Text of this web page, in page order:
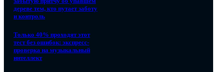
дереве тем, кто путает заботу
и контроль
Только 40% проходят этот
тест без ошибок: экспресс-
проверка на музыкальный
интеллект